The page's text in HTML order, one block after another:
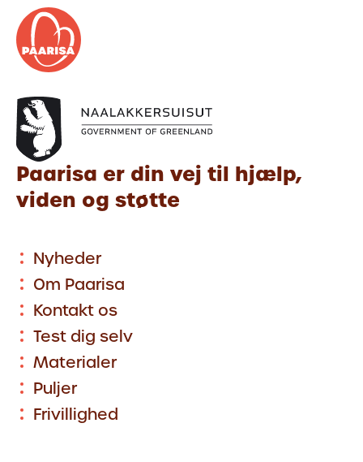
Paarisa er din vej til hjælp,
viden og støtte
Nyheder
Om Paarisa
Kontakt os
Test dig selv
Materialer
Puljer
Frivillighed